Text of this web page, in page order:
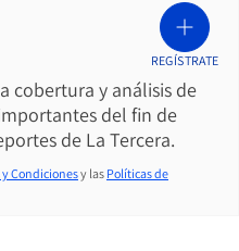
cobertura y análisis de
del fin de
de La Tercera.
REGÍSTRATE
Condicionesy las Políticas de